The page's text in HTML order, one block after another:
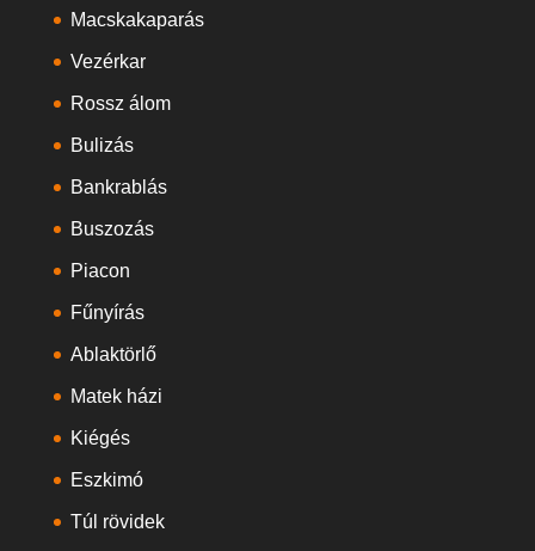
Macskakaparás
Vezérkar
Rossz álom
Bulizás
Bankrablás
Buszozás
Piacon
Fűnyírás
Ablaktörlő
Matek házi
Kiégés
Eszkimó
Túl rövidek